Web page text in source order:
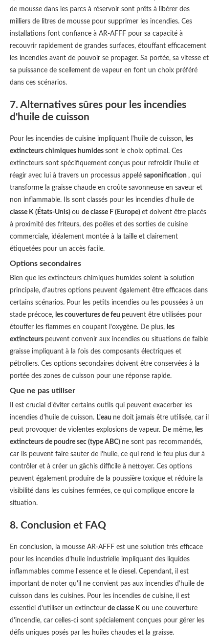
de mousse dans les parcs à réservoir sont prêts à libérer des
milliers de litres de mousse pour supprimer les incendies. Ces
installations font confiance à AR-AFFF pour sa capacité à
recouvrir rapidement de grandes surfaces, étouffant efficacement
les incendies avant de pouvoir se propager. Sa portée, sa vitesse et
sa puissance de scellement de vapeur en font un choix préféré
dans ces scénarios.
7. Alternatives sûres pour les incendies
d'huile de cuisson
Pour les incendies de cuisine impliquant l'huile de cuisson, les
extincteurs chimiques humides sont le choix optimal. Ces
extincteurs sont spécifiquement conçus pour refroidir l'huile et
réagir avec lui à travers un processus appelé saponification , qui
transforme la graisse chaude en croûte savonneuse en saveur et
non inflammable. Ils sont classés pour les incendies d'huile de
classe K (États-Unis) ou de classe F (Europe) et doivent être placés
à proximité des friteurs, des poêles et des sorties de cuisine
commerciale, idéalement montée à la taille et clairement
étiquetées pour un accès facile.
Options secondaires
Bien que les extincteurs chimiques humides soient la solution
principale, d'autres options peuvent également être efficaces dans
certains scénarios. Pour les petits incendies ou les poussées à un
stade précoce, les couvertures de feu peuvent être utilisées pour
étouffer les flammes en coupant l'oxygène. De plus, les
extincteurs peuvent convenir aux incendies ou situations de faible
graisse impliquant à la fois des composants électriques et
pétroliers. Ces options secondaires doivent être conservées à la
portée des zones de cuisson pour une réponse rapide.
Que ne pas utiliser
Il est crucial d'éviter certains outils qui peuvent exacerber les
incendies d'huile de cuisson. L'eau ne doit jamais être utilisée, car il
peut provoquer de violentes explosions de vapeur. De même, les
extincteurs de poudre sec (type ABC) ne sont pas recommandés,
car ils peuvent faire sauter de l'huile, ce qui rend le feu plus dur à
contrôler et à créer un gâchis difficile à nettoyer. Ces options
peuvent également produire de la poussière toxique et réduire la
visibilité dans les cuisines fermées, ce qui complique encore la
situation.
8. Conclusion et FAQ
En conclusion, la mousse AR-AFFF est une solution très efficace
pour les incendies d'huile industrielle impliquant des liquides
inflammables comme l'essence et le diesel. Cependant, il est
important de noter qu'il ne convient pas aux incendies d'huile de
cuisson dans les cuisines. Pour les incendies de cuisine, il est
essentiel d'utiliser un extincteur de classe K ou une couverture
d'incendie, car celles-ci sont spécialement conçues pour gérer les
défis uniques posés par les huiles chaudes et la graisse.